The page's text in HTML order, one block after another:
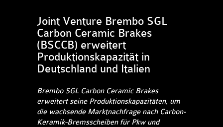
Joint Venture Brembo SGL
Carbon Ceramic Brakes
(BSCCB) erweitert
Produktionskapazität in
Deutschland und Italien
Brembo SGL Carbon Ceramic Brakes
erweitert seine Produktionskapazitäten, um
die wachsende Marktnachfrage nach Carbon-
Keramik-Bremsscheiben für Pkw und